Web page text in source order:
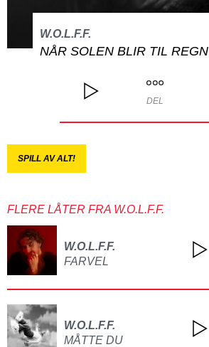
W.O.L.F.F.
NÅR SOLEN BLIR TIL REGN
DEL
SPILL AV ALT!
FLERE LÅTER FRA W.O.L.F.F.
W.O.L.F.F.
FARVEL
W.O.L.F.F.
MÅTTE DU